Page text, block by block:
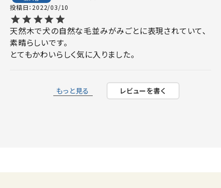
投稿日 2022/03/10
天然木で犬の自然な毛並みがみごとに表現されていて、
素晴らしいです。
とてもかわいらしく気に入りました。
もっと見る レビューを書く